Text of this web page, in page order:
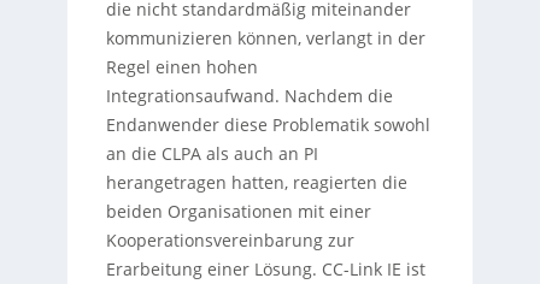
die nicht standardmäßig miteinander
kommunizieren können, verlangt in der
Regel einen hohen
Integrationsaufwand. Nachdem die
Endanwender diese Problematik sowohl
an die CLPA als auch an PI
herangetragen hatten, reagierten die
beiden Organisationen mit einer
Kooperationsvereinbarung zur
Erarbeitung einer Lösung. CC-Link IE ist